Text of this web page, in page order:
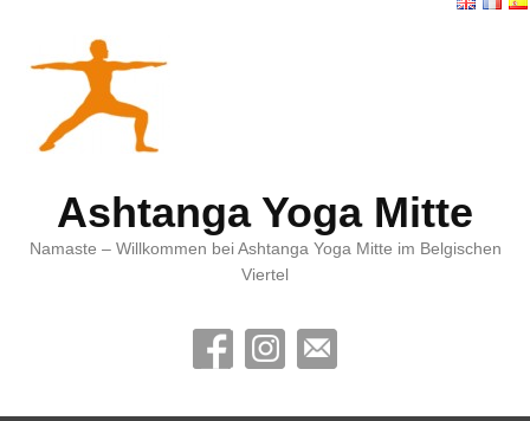
Ashtanga Yoga Mitte
Namaste – Willkommen bei Ashtanga Yoga Mitte im Belgischen
Viertel